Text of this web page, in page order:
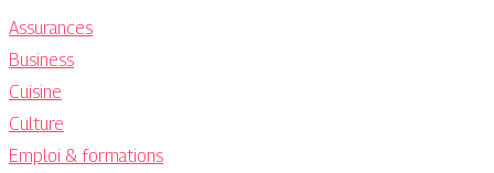
Assurances
Business
Cuisine
Culture
Emploi & formations